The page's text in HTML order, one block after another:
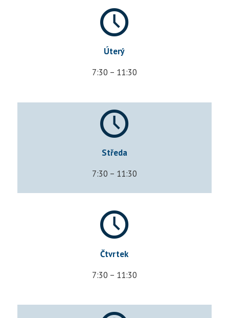
Úterý
7:30 – 11:30
Středa
7:30 – 11:30
Čtvrtek
7:30 – 11:30